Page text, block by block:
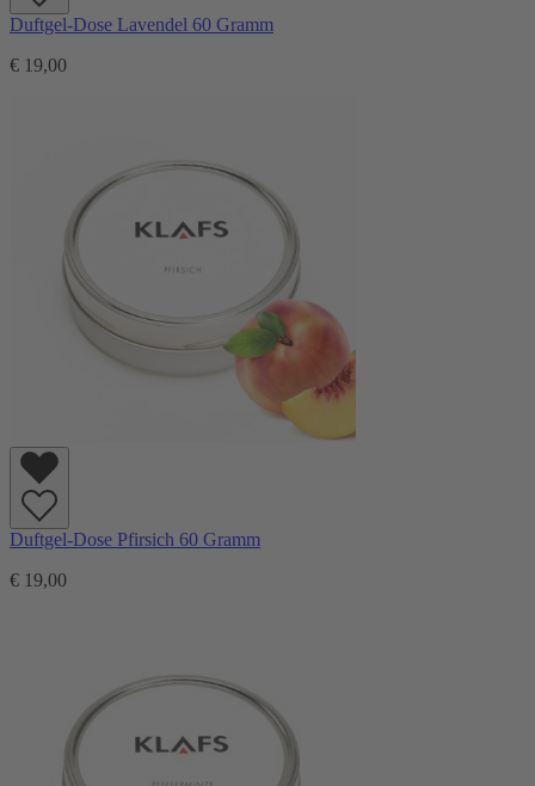
Duftgel-Dose Lavendel 60 Gramm
€ 19,00
Duftgel-Dose Pfirsich 60 Gramm
€ 19,00